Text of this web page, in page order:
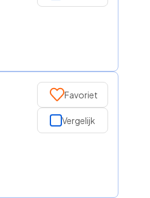
Favoriet
Vergelijk